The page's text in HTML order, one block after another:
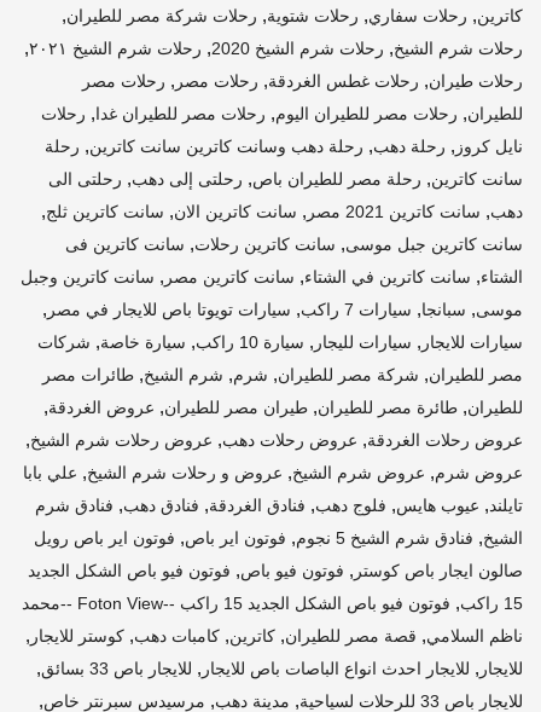
كاترين, رحلات سفاري, رحلات شتوية, رحلات شركة مصر للطيران,
رحلات شرم الشيخ, رحلات شرم الشيخ 2020 , رحلات شرم الشيخ ٢٠٢١ ,
رحلات طيران, رحلات غطس الغردقة, رحلات مصر , رحلات مصر
للطيران, رحلات مصر للطيران اليوم, رحلات مصر للطيران غدا, رحلات
نايل كروز , رحلة دهب, رحلة دهب وسانت كاترين سانت كاترين, رحلة
سانت كاترين, رحلة مصر للطيران باص, رحلتى إلى دهب, رحلتى الى
دهب, سانت كاترين 2021 مصر , سانت كاترين الان, سانت كاترين ثلج,
سانت كاترين جبل موسى, سانت كاترين رحلات, سانت كاترين فى
الشتاء, سانت كاترين في الشتاء, سانت كاترين مصر , سانت كاترين وجبل
موسى, سبانجا, سيارات 7 راكب , سيارات تويوتا باص للايجار في مصر ,
سيارات للايجار , سيارات لليجار , سيارة 10 راكب , سيارة خاصة, شركات
مصر للطيران, شركة مصر للطيران, شرم, شرم الشيخ, طائرات مصر
للطيران, طائرة مصر للطيران, طيران مصر للطيران, عروض الغردقة,
عروض رحلات الغردقة, عروض رحلات دهب, عروض رحلات شرم الشيخ,
عروض شرم, عروض شرم الشيخ, عروض و رحلات شرم الشيخ, علي بابا
تايلند, عيوب هايس, فلوج دهب, فنادق الغردقة, فنادق دهب, فنادق شرم
الشيخ, فنادق شرم الشيخ 5 نجوم , فوتون اير باص, فوتون اير باص رويل
صالون ايجار باص كوستر , فوتون فيو باص, فوتون فيو باص الشكل الجديد
15 راكب
,
فوتون فيو باص الشكل الجديد 15 راكب --Foton View --محمد
ناظم السلامي, قصة مصر للطيران, كاترين, كامبات دهب, كوستر للايجار ,
للايجار , للايجار احدث انواع الباصات باص للايجار , للايجار باص 33 بسائق ,
للايجار باص 33 للرحلات لسياحية , مدينة دهب, مرسيدس سبرنتر خاص,